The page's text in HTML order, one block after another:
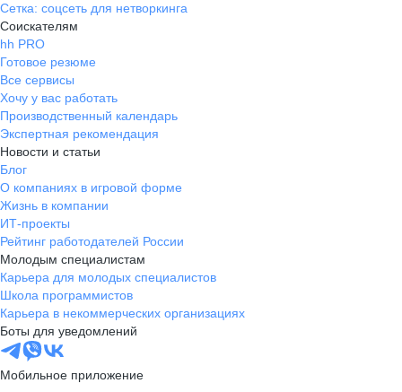
Сетка: соцсеть для нетворкинга
Соискателям
hh PRO
Готовое резюме
Все сервисы
Хочу у вас работать
Производственный календарь
Экспертная рекомендация
Новости и статьи
Блог
О компаниях в игровой форме
Жизнь в компании
ИТ-проекты
Рейтинг работодателей России
Молодым специалистам
Карьера для молодых специалистов
Школа программистов
Карьера в некоммерческих организациях
Боты для уведомлений
Мобильное приложение